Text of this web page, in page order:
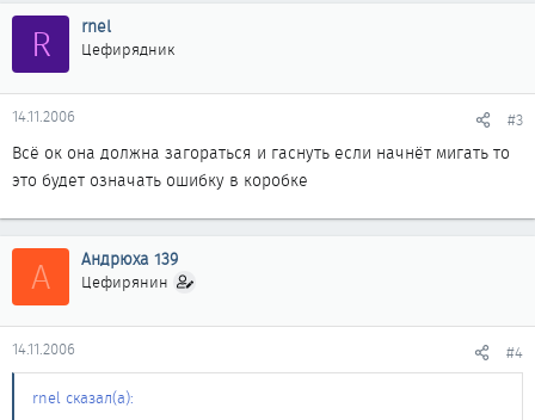
R rnel
Цефирядник
14.11.2006 #3
Всё ок она должна загораться и гаснуть если начнёт мигать то
это будет означать ошибку в коробке
А Андрюха 139
Цефирянин
14.11.2006 #4
rnel сказал(а):